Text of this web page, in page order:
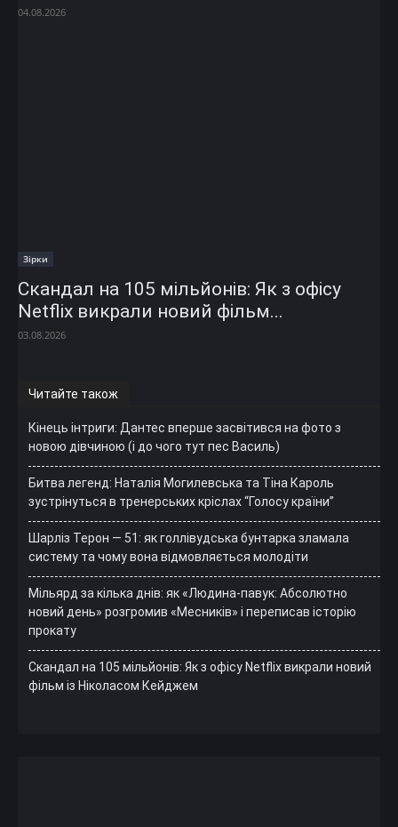
04.08.2026
Зірки
Скандал на 105 мільйонів: Як з офісу
Netflix викрали новий фільм...
03.08.2026
Читайте також
Кінець інтриги: Дантес вперше засвітився на фото з
новою дівчиною (і до чого тут пес Василь)
Битва легенд: Наталія Могилевська та Тіна Кароль
зустрінуться в тренерських кріслах “Голосу країни”
Шарліз Терон — 51: як голлівудська бунтарка зламала
систему та чому вона відмовляється молодіти
Мільярд за кілька днів: як «Людина-павук: Абсолютно
новий день» розгромив «Месників» і переписав історію
прокату
Скандал на 105 мільйонів: Як з офісу Netflix викрали новий
фільм із Ніколасом Кейджем